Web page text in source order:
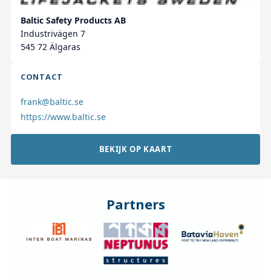
Baltic Safety Products AB
Industrivägen 7
545 72 Älgaras
CONTACT
frank@baltic.se
https://www.baltic.se
BEKIJK OP KAART
Partners